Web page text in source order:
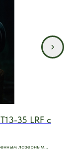
35 LRF с
лазерным